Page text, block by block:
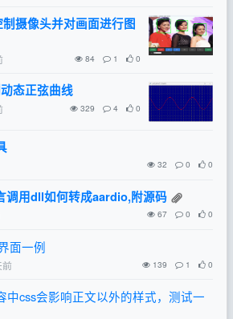
摄像头并对画面进行图
84 1 0
态正弦曲线
329 4 0
32 0 0
调用dll如何转成aardio,附源码
67 0 0
面一例
139 1 0
中css会影响正文以外的样式，测试一